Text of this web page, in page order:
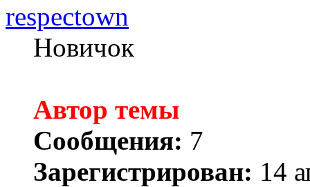
respectown
Новичок
Автор темы
Сообщения: 7
Зарегистрирован: 14